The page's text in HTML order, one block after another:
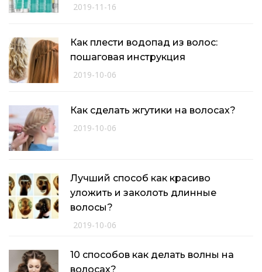
2019-11-16
Как плести водопад из волос:
пошаговая инструкция
2019-10-06
Как сделать жгутики на волосах?
2019-10-06
Лучший способ как красиво
уложить и заколоть длинные
волосы?
2019-10-06
10 способов как делать волны на
волосах?